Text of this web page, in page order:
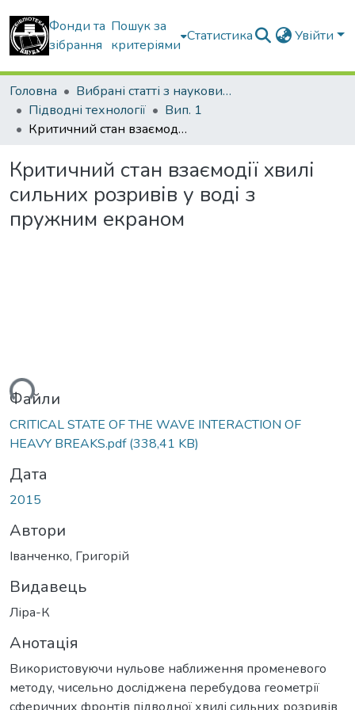
Фонди та
зібрання
Пошук за
критеріями
Статистика Увійти
Головна
Вибрані статті з наукових збірників КНУБА
Підводні технології
Вип. 1
Критичний стан взаємодії хвилі сильних розривів у воді з пружним екраном
Критичний стан взаємодії хвилі
сильних розривів у воді з
пружним екраном
Файли
CRITICAL STATE OF THE WAVE INTERACTION OF
HEAVY BREAKS.pdf(338,41 KB)
Дата
2015
Автори
Іванченко, Григорій
Видавець
Ліра-К
Анотація
Використовуючи нульове наближення променевого
методу, чисельно досліджена перебудова геометрії